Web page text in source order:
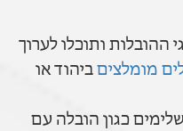
ההובלות ותוכלו לערוך
מומלצים ביהוד או
כגון הובלה עם